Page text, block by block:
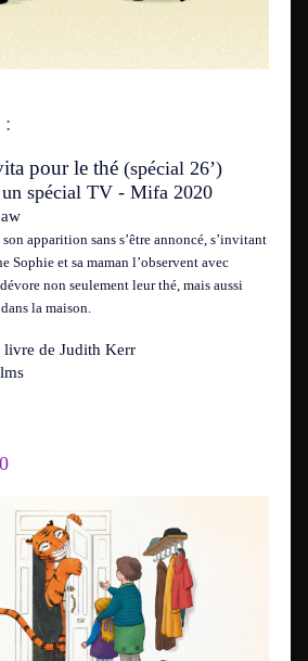
:
pour le thé (spécial 26’)
spécial TV - Mifa 2020
apparition sans s’être annoncé, s’invitant
Sophie et sa maman l’observent avec
non seulement leur thé, mais aussi
la maison.
livre de Judith Kerr